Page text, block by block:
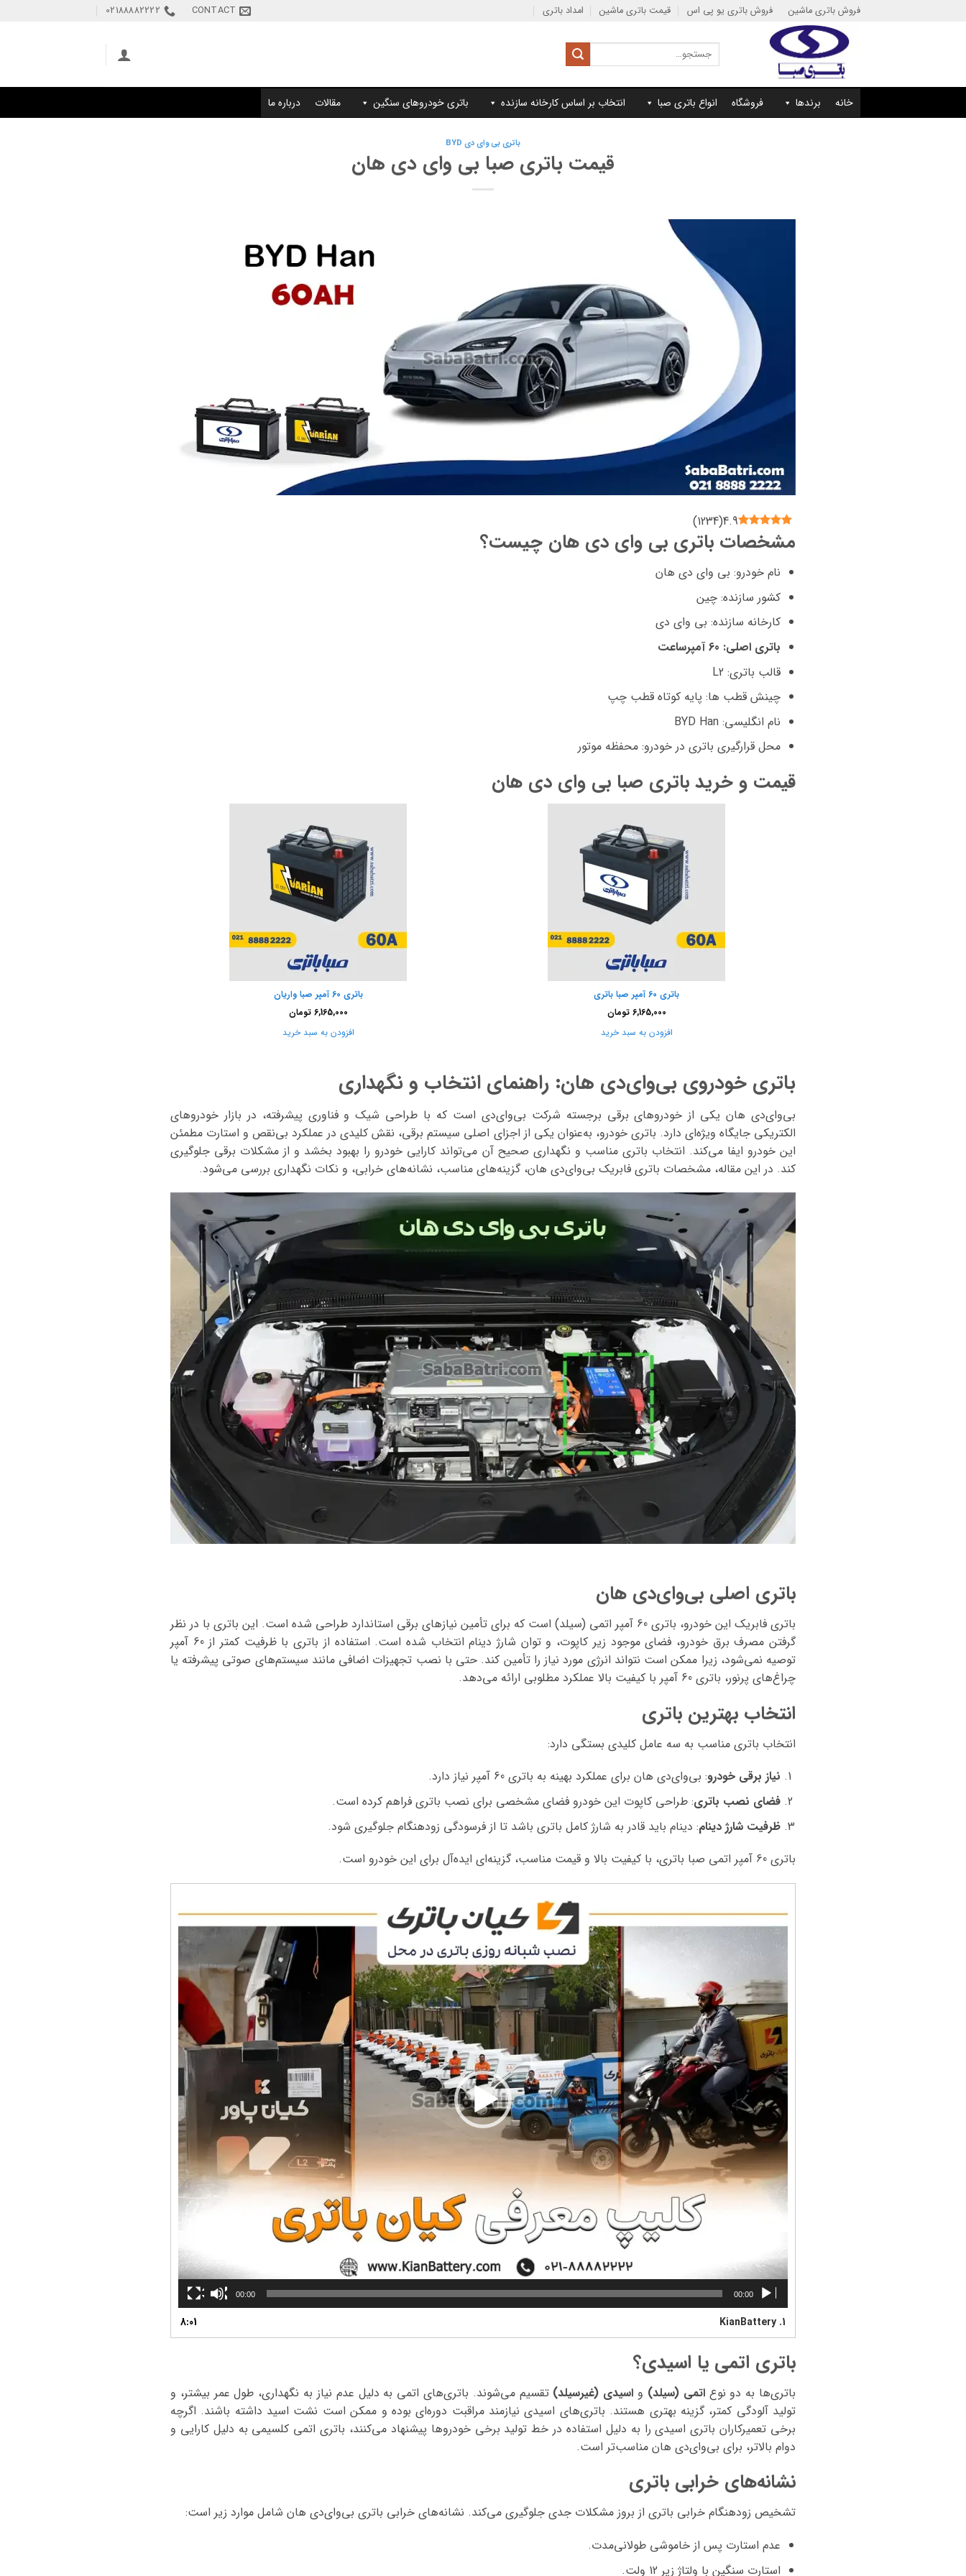
فروش باتری ماشین فروش باتری یو پی اس قیمت باتری ماشین امداد باتری CONTACT
02188882222
جستجو
برای:
خانه برندها فروشگاه انواع باتری صبا انتخاب بر اساس کارخانه سازنده باتری خودروهای سنگین مقالات درباره ما
باتری بی وای دی BYD
قیمت باتری صبا بی وای دی هان
4.9
(
1234
)
مشخصات باتری بی وای دی هان چیست؟
نام خودرو: بی وای دی هان
کشور سازنده: چین
کارخانه سازنده: بی وای دی
باتری اصلی: 60 آمپرساعت
قالب باتری: L2
چینش قطب ها: پایه کوتاه قطب چپ
نام انگلیسی: BYD Han
محل قرارگیری باتری در خودرو: محفظه موتور
قیمت و خرید باتری صبا بی وای دی هان
باتری 60 آمپر صبا باتری
6,165,000 تومان
افزودن به سبد خرید
باتری 60 آمپر صبا واریان
6,165,000 تومان
افزودن به سبد خرید
باتری خودروی بی‌وای‌دی هان: راهنمای انتخاب و نگهداری
بی‌وای‌دی هان یکی از خودروهای برقی برجسته شرکت بی‌وای‌دی است که با طراحی شیک و فناوری پیشرفته، در بازار خودروهای
الکتریکی جایگاه ویژه‌ای دارد. باتری خودرو، به‌عنوان یکی از اجزای اصلی سیستم برقی، نقش کلیدی در عملکرد بی‌نقص و استارت مطمئن
این خودرو ایفا می‌کند. انتخاب باتری مناسب و نگهداری صحیح آن می‌تواند کارایی خودرو را بهبود بخشد و از مشکلات برقی جلوگیری
کند. در این مقاله، مشخصات باتری فابریک بی‌وای‌دی هان، گزینه‌های مناسب، نشانه‌های خرابی، و نکات نگهداری بررسی می‌شود.
باتری اصلی بی‌وای‌دی هان
باتری فابریک این خودرو، باتری 60 آمپر اتمی (سیلد) است که برای تأمین نیازهای برقی استاندارد طراحی شده است. این باتری با در نظر
گرفتن مصرف برق خودرو، فضای موجود زیر کاپوت، و توان شارژ دینام انتخاب شده است. استفاده از باتری با ظرفیت کمتر از 60 آمپر
توصیه نمی‌شود، زیرا ممکن است نتواند انرژی مورد نیاز را تأمین کند. حتی با نصب تجهیزات اضافی مانند سیستم‌های صوتی پیشرفته یا
چراغ‌های پرنور، باتری 60 آمپر با کیفیت بالا عملکرد مطلوبی ارائه می‌دهد.
انتخاب بهترین باتری
انتخاب باتری مناسب به سه عامل کلیدی بستگی دارد:
نیاز برقی خودرو: بی‌وای‌دی هان برای عملکرد بهینه به باتری 60 آمپر نیاز دارد.
فضای نصب باتری: طراحی کاپوت این خودرو فضای مشخصی برای نصب باتری فراهم کرده است.
ظرفیت شارژ دینام: دینام باید قادر به شارژ کامل باتری باشد تا از فرسودگی زودهنگام جلوگیری شود.
باتری 60 آمپر اتمی صبا باتری، با کیفیت بالا و قیمت مناسب، گزینه‌ای ایده‌آل برای این خودرو است.
ویدیو
00:00
00:00
1.
KianBattery
8:01
باتری اتمی یا اسیدی؟
باتری‌ها به دو نوعاتمی (سیلد) و اسیدی (غیرسیلد) تقسیم می‌شوند. باتری‌های اتمی به دلیل عدم نیاز به نگهداری، طول عمر بیشتر، و
تولید آلودگی کمتر، گزینه بهتری هستند. باتری‌های اسیدی نیازمند مراقبت دوره‌ای بوده و ممکن است نشت اسید داشته باشند. اگرچه
برخی تعمیرکاران باتری اسیدی را به دلیل استفاده در خط تولید برخی خودروها پیشنهاد می‌کنند، باتری اتمی کلسیمی به دلیل کارایی و
دوام بالاتر، برای بی‌وای‌دی هان مناسب‌تر است.
نشانه‌های خرابی باتری
تشخیص زودهنگام خرابی باتری از بروز مشکلات جدی جلوگیری می‌کند. نشانه‌های خرابی باتری بی‌وای‌دی هان شامل موارد زیر است:
عدم استارت پس از خاموشی طولانی‌مدت.
استارت سنگین با ولتاژ زیر 12 ولت.